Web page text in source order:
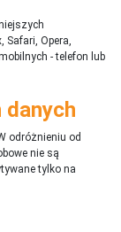
Safari, Opera,
- telefon lub
danych
odróżnieniu od
nie są
tylko na